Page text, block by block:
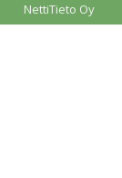
NettiTieto Oy